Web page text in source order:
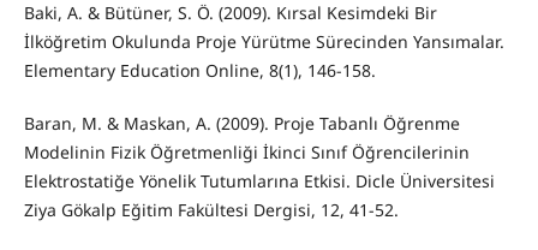
Baki, A. & Bütüner, S. Ö. (2009). Kırsal Kesimdeki Bir
İlköğretim Okulunda Proje Yürütme Sürecinden Yansımalar.
Elementary Education Online, 8(1), 146-158.
Baran, M. & Maskan, A. (2009). Proje Tabanlı Öğrenme
Modelinin Fizik Öğretmenliği İkinci Sınıf Öğrencilerinin
Elektrostatiğe Yönelik Tutumlarına Etkisi. Dicle Üniversitesi
Ziya Gökalp Eğitim Fakültesi Dergisi, 12, 41-52.